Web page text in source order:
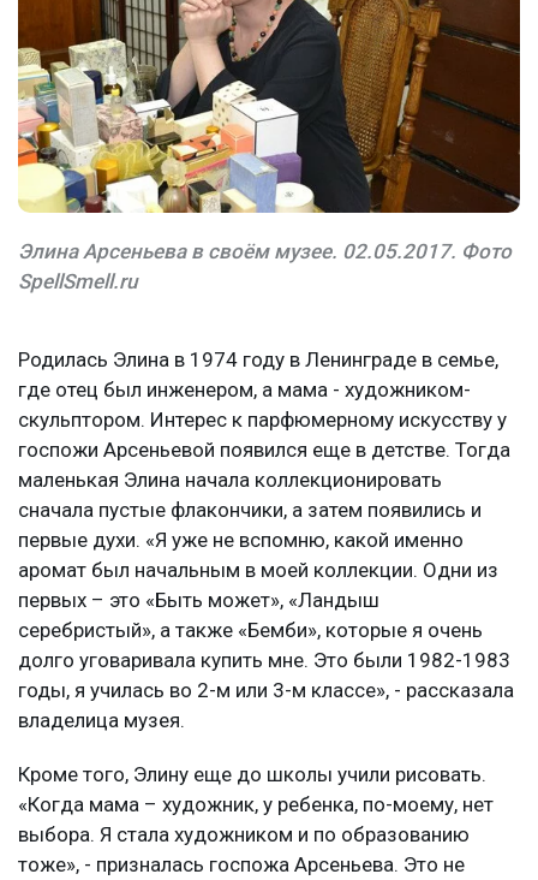
Элина Арсеньева в своём музее. 02.05.2017. Фото
SpellSmell.ru
Родилась Элина в 1974 году в Ленинграде в семье,
где отец был инженером, а мама - художником-
скульптором. Интерес к парфюмерному искусству у
госпожи Арсеньевой появился еще в детстве. Тогда
маленькая Элина начала коллекционировать
сначала пустые флакончики, а затем появились и
первые духи. «Я уже не вспомню, какой именно
аромат был начальным в моей коллекции. Одни из
первых – это «Быть может», «Ландыш
серебристый», а также «Бемби», которые я очень
долго уговаривала купить мне. Это были 1982-1983
годы, я училась во 2-м или 3-м классе», - рассказала
владелица музея.
Кроме того, Элину еще до школы учили рисовать.
«Когда мама – художник, у ребенка, по-моему, нет
выбора. Я стала художником и по образованию
тоже», - призналась госпожа Арсеньева. Это не